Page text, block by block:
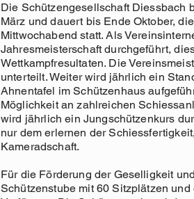
Die Schützengesellschaft Diessbach
März und dauert bis Ende Oktober,
Mittwochabend statt. Als
Jahresmeisterschaft durchgeführt,
Wettkampfresultaten. Die
unterteilt. Weiter wird jährlich ein
Ahnentafel im Schützenhaus
Möglichkeit an zahlreichen
wird jährlich ein Jungschützenkurs
nur dem erlernen der
Kameradschaft.
Für die Förderung der Geselligkeit
Schützenstube mit 60 Sitzplätzen